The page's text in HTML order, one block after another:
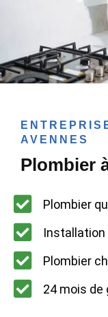
AVENNES
Plombier
Plombier
Installation
Plombier
24 mois de